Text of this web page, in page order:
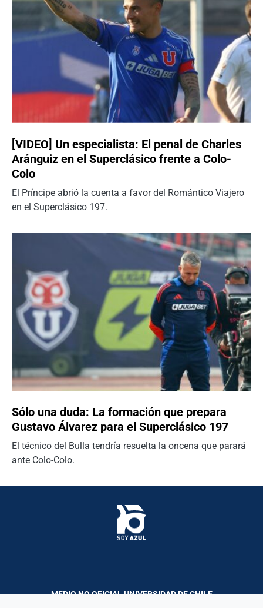
[VIDEO] Un especialista: El penal de Charles
Aránguiz en el Superclásico frente a Colo-
Colo
El Príncipe abrió la cuenta a favor del Romántico Viajero
en el Superclásico 197.
Sólo una duda: La formación que prepara
Gustavo Álvarez para el Superclásico 197
El técnico del Bulla tendría resuelta la oncena que parará
ante Colo-Colo.
MEDIO NO OFICIAL UNIVERSIDAD DE CHILE